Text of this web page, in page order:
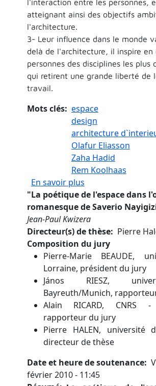
l'interaction entre les personnes,
atteignant ainsi des objectifs
l'architecture.
3- Leur influence dans le monde
delà de l'architecture, il inspire en
personnes des disciplines les plus
qui retirent une grande liberté de
travail.
Mots clés
espace
design
architecture
Olafur Eliasson
Zaha Hadid
Rem Koolhaas
En savoir plussur Les
"La poétique de l'espace dans
romanesque de Saverio
Jean-Paul Kwizera
Directeur(s) de thèse
Pierre
Composition du jury
Pierre-Marie BEAUDE,
Lorraine, président du jury
János RIESZ,
Bayreuth/Munich,
Alain RICARD, CNRS -
rapporteur du jury
Pierre HALEN, université
directeur de thèse
Date et heure de soutenance
février 2010 - 11:45